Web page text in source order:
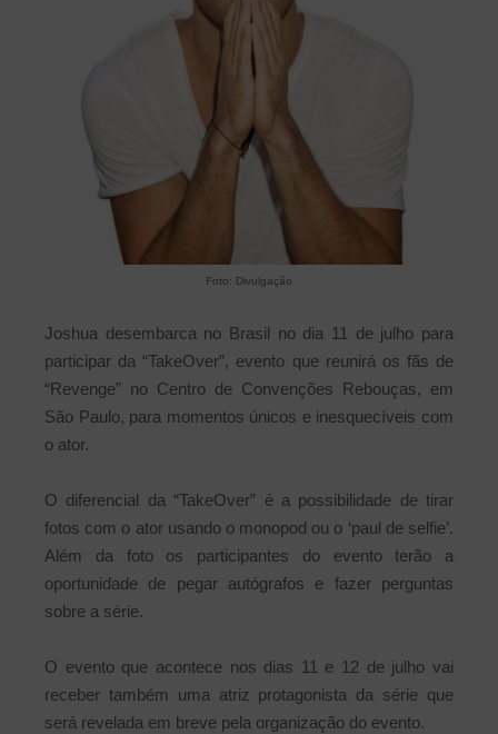
Foto: Divulgação
Joshua desembarca no Brasil no dia 11 de julho para
participar da “TakeOver”, evento que reunirá os fãs de
“Revenge” no Centro de Convenções Rebouças, em
São Paulo, para momentos únicos e inesquecíveis com
o ator.
O diferencial da “TakeOver” é a possibilidade de tirar
fotos com o ator usando o monopod ou o ‘paul de selfie’.
Além da foto os participantes do evento terão a
oportunidade de pegar autógrafos e fazer perguntas
sobre a série.
O evento que acontece nos dias 11 e 12 de julho vai
receber também uma atriz protagonista da série que
será revelada em breve pela organização do evento.